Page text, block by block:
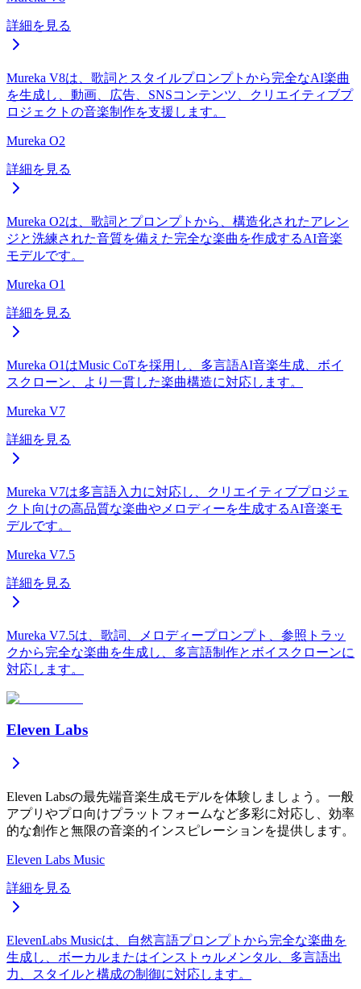
詳細を見る
Mureka V8は、歌詞とスタイルプロンプトから完全なAI楽曲
を生成し、動画、広告、SNSコンテンツ、クリエイティブプ
ロジェクトの音楽制作を支援します。
Mureka O2
詳細を見る
Mureka O2は、歌詞とプロンプトから、構造化されたアレン
ジと洗練された音質を備えた完全な楽曲を作成するAI音楽
モデルです。
Mureka O1
詳細を見る
Mureka O1はMusic CoTを採用し、多言語AI音楽生成、ボイ
スクローン、より一貫した楽曲構造に対応します。
Mureka V7
詳細を見る
Mureka V7は多言語入力に対応し、クリエイティブプロジェ
クト向けの高品質な楽曲やメロディーを生成するAI音楽モ
デルです。
Mureka V7.5
詳細を見る
Mureka V7.5は、歌詞、メロディープロンプト、参照トラッ
クから完全な楽曲を生成し、多言語制作とボイスクローンに
対応します。
Eleven Labs
Eleven Labsの最先端音楽生成モデルを体験しましょう。一般
アプリやプロ向けプラットフォームなど多彩に対応し、効率
的な創作と無限の音楽的インスピレーションを提供します。
Eleven Labs Music
詳細を見る
ElevenLabs Musicは、自然言語プロンプトから完全な楽曲を
生成し、ボーカルまたはインストゥルメンタル、多言語出
力、スタイルと構成の制御に対応します。